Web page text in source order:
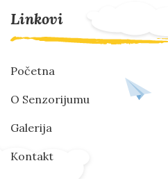
Linkovi
Početna
O Senzorijumu
Galerija
Kontakt